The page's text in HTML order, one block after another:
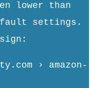
lower than
settings.
› amazon-